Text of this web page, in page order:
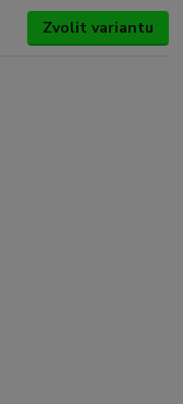
Zvolit variantu